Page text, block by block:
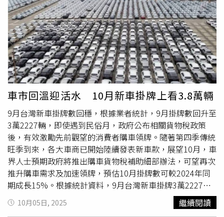
紅綠燈、地下車道、繞過塞車及禮讓行人等，一路體驗「絲
滑」，沒有駕駛員「路怒」的干擾。（圖／何曼卿攝）
CTWANT記者在前海試乘小馬智行的無人計程車，繞行市區
七公里行程，約莫20分鐘，乘客上車後就可透過螢幕觸控啟
動行程，沿路上，除了遵守紅綠燈號誌，自還會禮讓行人、
繞過塞車路段，搭車體驗「絲滑」，且全程出奇「安靜」，
原來是少了一般人開車常出現的「路怒」反應及喇叭聲。
「這是小馬智行第七代自動駕駛系統，以Toyota Lexus第五
代平台打造。」小馬智行員工說，該公司可說是全世界最純
的Robotaxi，與廣汽、北汽和Toyota合作，已在北上廣深
（北京﹑上海、廣州及深圳）試運營，明年計劃擴大到300
多輛，力拼2028年虧轉盈，「最重要是明年，每一輛車子
可以落地賺錢，比美國Waymo 成本還要低。貨運自駕已準
備要出海，去新加坡及中東。」至於特斯拉？「特斯拉自駕
系統要來大陸很困難，因為數據的問題。」這位員工自信滿
滿地說。小馬智行總部位在前海區一棟大樓裡，面對深圳
灣，享有無敵海景，「我們員工平均年齡不到30歲，也有台
灣員工。｣記者測試發現，小馬智行的自駕服務APP預約系
Kia。調查顯示，棕色、紅色與黑色車輛最常遭鳥類排泄物
攻擊。Alan’s Factory Outlet分析，鳥類對顏色的感知與
人類不同，牠們可感應紫外線，某些車色對牠們而言特別鮮
明，可能因此吸引鳥類靠近。另外，車身鏡面或後照鏡反射
鳥類影像，也可能讓牠們誤認為遭遇敵手，尤其在繁殖季節
時更容易停留在車上「定居」，增加糞擊機率。該調查也揭
露了車主的「受害經驗」：58％受訪者表示車子曾在同一天
內遭鳥糞攻擊超過一次；29％則覺得自己被「針對」，其中
Lexus車主有47％感到鳥類特別「針對他們的車」，Tesla車
主也有39％表達相似感受。鳥類具備紫外線感知能力，特定
車色在牠們眼中格外明顯。雖然調查主要依賴自述回報，專
家也提醒白色與銀灰車身的糞便痕跡較不明顯，可能導致統
計被低估。不過，鳥糞造成的實質損害不容小覷。報告指
出，近四分之一美國車主每年因清洗與修復花費超過500美
元（約新台幣1萬6千元），其中十分之一車主更出現漆面損
傷。若想避免愛車遭殃，研究人員建議車主避免停車於電線
桿、樹蔭或屋簷下，可使用車罩或停入車庫，降低被鳥類
「空襲」的機率。
車市回溫迎活水 10月新車掛牌上看3.8萬輛
9月台灣新車掛牌數回穩，根據業者統計，9月掛牌數回升至
3萬2227輛，即使遇到民俗月，政府公布相關貨物稅政策
後，有效激勵先前觀望的消費者購車領牌。隨著第四季傳統
旺季到來，各大車商已開始陸續發表新車款，展望10月，車
界人士預期政府將推出購車貨物稅補助細部辦法，可望再次
推升購車需求及加速領牌，預估10月掛牌數可較2024年同
期成長15%。根據統計資料，9月台灣新車掛牌3萬2227
輛，較8月2萬9460輛成長9.4%，較2024年同期3萬6532
輛、下滑11.8%。累計今年前9月台灣新車總市場領牌數29
10月05日, 2025 繼續閱讀